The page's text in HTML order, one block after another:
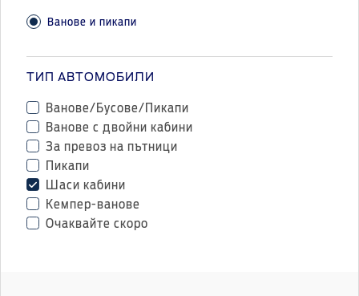
Ванове и пикапи
ТИП АВТОМОБИЛИ
Ванове/Бусове/Пикапи
Ванове с двойни кабини
За превоз на пътници
Пикапи
Шаси кабини
Кемпер-ванове
Очаквайте скоро